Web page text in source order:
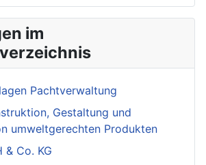
im
Pachtverwaltung
Gestaltung und
umweltgerechten Produkten
& Co. KG